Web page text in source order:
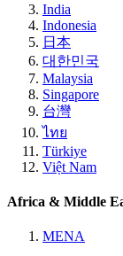
India
Indonesia
日本
대한민국
Malaysia
Singapore
台灣
ไทย
Türkiye
Việt Nam
Africa & Middle
MENA